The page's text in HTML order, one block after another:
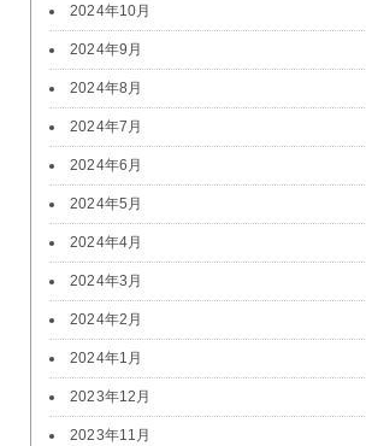
2024年10月
2024年9月
2024年8月
2024年7月
2024年6月
2024年5月
2024年4月
2024年3月
2024年2月
2024年1月
2023年12月
2023年11月